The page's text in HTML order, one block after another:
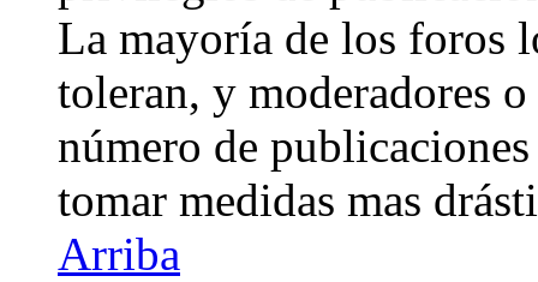
La mayoría de los foros
toleran, y moderadores
número de
tomar medidas mas
Arriba